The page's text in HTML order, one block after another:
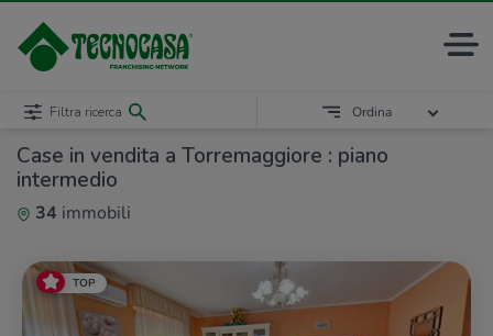
Case in vendita a Torremaggiore : piano
intermedio
34 immobili
Filtra ricerca Ordina
TOP